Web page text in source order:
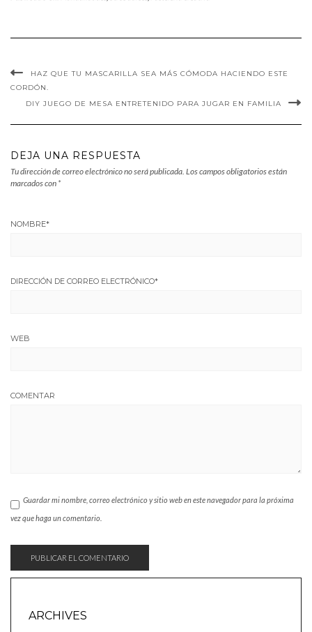
HAZ QUE TU MASCARILLA SEA MÁS CÓMODA HACIENDO ESTE
CORDÓN.
DIY JUEGO DE MESA ENTRETENIDO PARA JUGAR EN FAMILIA
DEJA UNA RESPUESTA
Tu dirección de correo electrónico no será publicada. Los campos obligatorios están
marcados con *
NOMBRE*
DIRECCIÓN DE CORREO ELECTRÓNICO*
WEB
COMENTAR
Guardar mi nombre, correo electrónico y sitio web en este navegador para la próxima
vez que haga un comentario.
ARCHIVES